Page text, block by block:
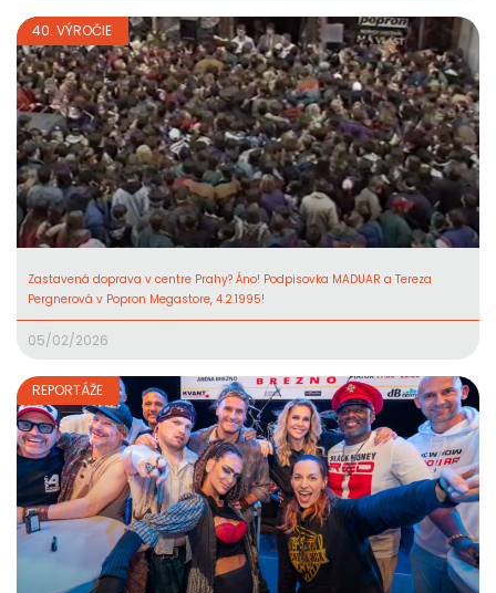
40. VÝROČIE
Zastavená doprava v centre Prahy? Áno! Podpisovka MADUAR a Tereza
Pergnerová v Popron Megastore, 4.2.1995!
05/02/2026
REPORTÁŽE